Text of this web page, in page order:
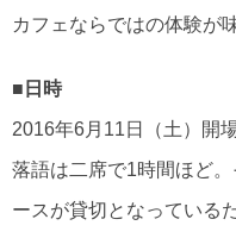
カフェならではの体験が
■日時
2016年6月11日（土）開
落語は二席で1時間ほど
ースが貸切となっている